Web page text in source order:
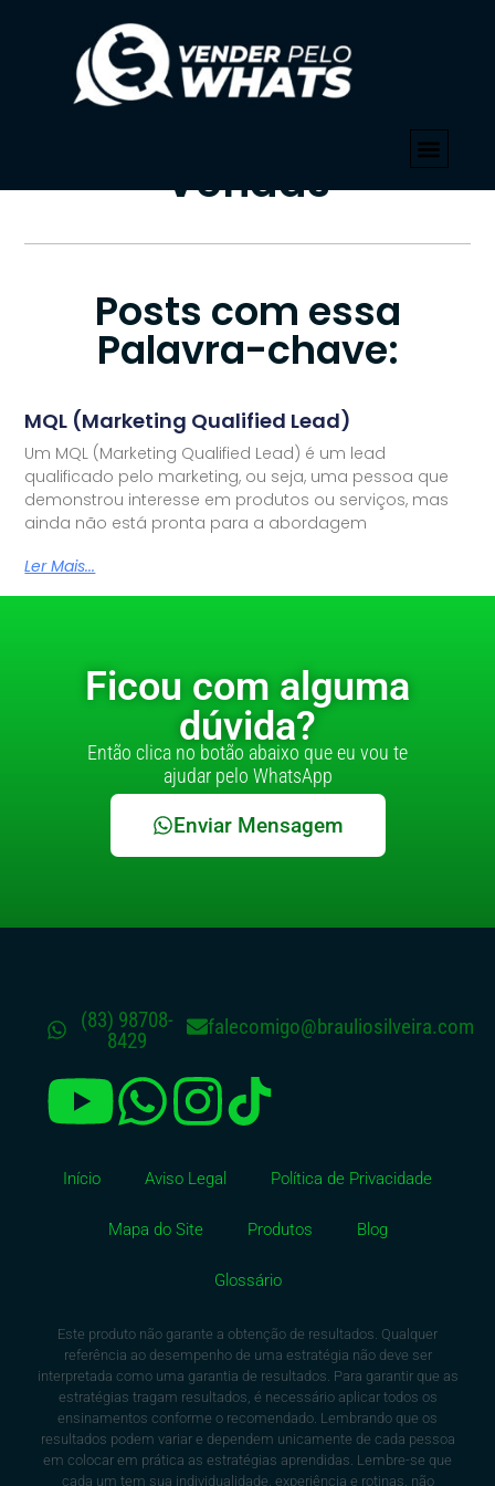
PALAVRA-CHAVE
Início »MQL No Funil De Vendas
Tag: MQL No Funil De
Vendas
Posts com essa
Palavra-chave:
MQL (Marketing Qualified Lead)
Um MQL (Marketing Qualified Lead) é um lead
qualificado pelo marketing, ou seja, uma pessoa que
demonstrou interesse em produtos ou serviços, mas
ainda não está pronta para a abordagem
Ler Mais...
Ficou com alguma
dúvida?
Então clica no botão abaixo que eu vou te
ajudar pelo WhatsApp
Enviar Mensagem
(83) 98708-
8429
falecomigo@brauliosilveira.com
Início Aviso Legal Política de Privacidade
Mapa do Site Produtos Blog
Glossário
Este produto não garante a obtenção de resultados. Qualquer
referência ao desempenho de uma estratégia não deve ser
interpretada como uma garantia de resultados. Para garantir que as
estratégias tragam resultados, é necessário aplicar todos os
ensinamentos conforme o recomendado. Lembrando que os
resultados podem variar e dependem unicamente de cada pessoa
em colocar em prática as estratégias aprendidas. Lembre-se que
cada um tem sua individualidade, experiência e rotinas, não